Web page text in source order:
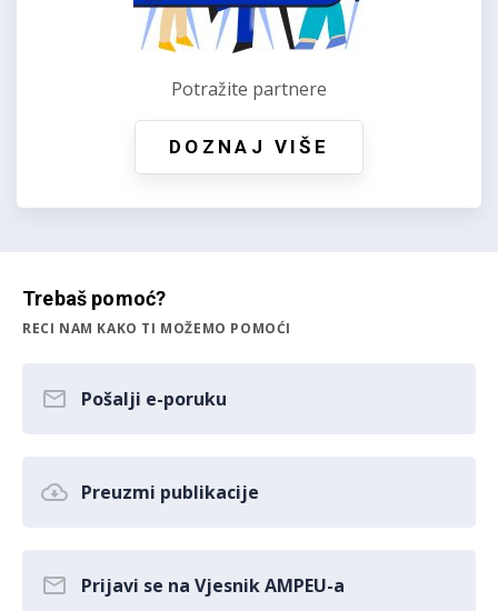
Potražite partnere
DOZNAJ VIŠE
Trebaš pomoć?
RECI NAM KAKO TI MOŽEMO POMOĆI
Pošalji e-poruku
Preuzmi publikacije
Prijavi se na Vjesnik AMPEU-a